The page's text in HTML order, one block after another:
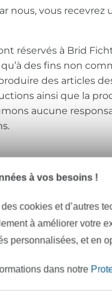
nous, vous recevrez
réservés à Brid
des fins non
des articles
ainsi que la
aucune
à vos besoins !
cookies et d’autres
à améliorer votre
personnalisées, et en
dans notre